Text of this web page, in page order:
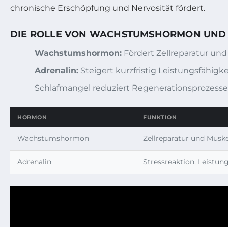
chronische Erschöpfung und Nervosität fördert.
DIE ROLLE VON WACHSTUMSHORMON
Wachstumshormon: Fördert Zellreparatur
Adrenalin: Steigert kurzfristig
Schlafmangel reduziert
HORMON FUNKTION
Wachstumshormon Zellreparatur und
Adrenalin Stressreaktion,